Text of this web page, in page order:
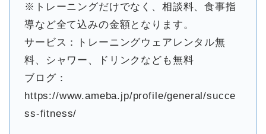
※トレーニングだけでなく、相談料、食事指
導など全て込みの金額となります。
サービス：トレーニングウェアレンタル無
料、シャワー、ドリンクなども無料
ブログ：
https://www.ameba.jp/profile/general/succe
ss-fitness/